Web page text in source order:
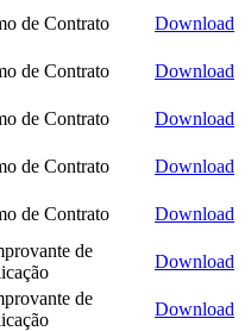
de Contrato
Download
de Contrato
Download
de Contrato
Download
de Contrato
Download
de Contrato
Download
de
Download
de
Download